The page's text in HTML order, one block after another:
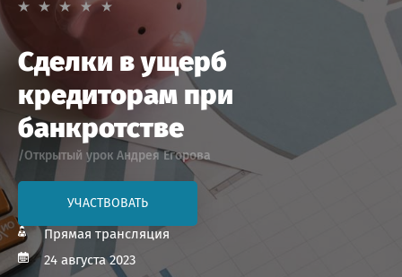
Сделки в ущерб
кредиторам при
банкротстве
/Открытый урок Андрея Егорова
УЧАСТВОВАТЬ
Прямая трансляция
24 августа 2023